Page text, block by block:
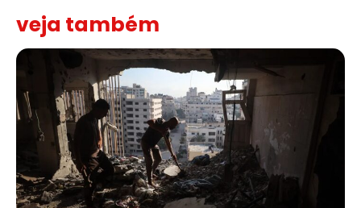
veja também
“Funeral para toda Gaza” — enquanto o Conselho da Paz